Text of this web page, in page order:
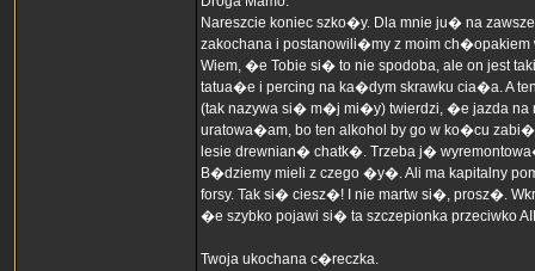
Nareszcie koniec szko�y. Dla mnie ju� na
zakochana i postanowili�my z moim
Wiem, �e Tobie si� to nie spodoba, ale on jest
tatua�e i percing na ka�dym skrawku cia�a. A
(tak nazywa si� m�j mi�y) twierdzi, �e jazda na
uratowa�am, bo ten alkohol by go w ko�cu
lesie drewnian� chatk�. Trzeba j�
B�dziemy mieli z czego �y�. Ali ma kapitalny
forsy. Tak si� ciesz�! I nie martw si�, prosz�.
�e szybko pojawi si� ta szczepionka przeciwko
Twoja ukochana c�reczka.